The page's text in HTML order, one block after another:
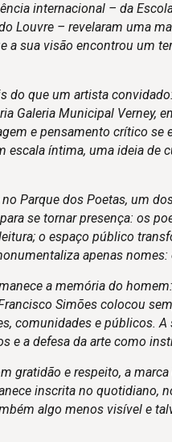
internacional – da
Louvre – revelaram uma
a sua visão encontrou um
do que um artista
Galeria Municipal Verney,
e pensamento crítico
escala íntima, uma ideia de
Parque dos Poetas, um
se tornar presença: os
o espaço público
apenas
a memória do
Simões colocou
comunidades e públicos.
e a defesa da arte como
gratidão e respeito, a
inscrita no quotidiano,
algo menos visível e